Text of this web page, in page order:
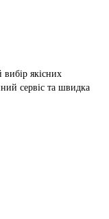
якісних
сервіс та швидка